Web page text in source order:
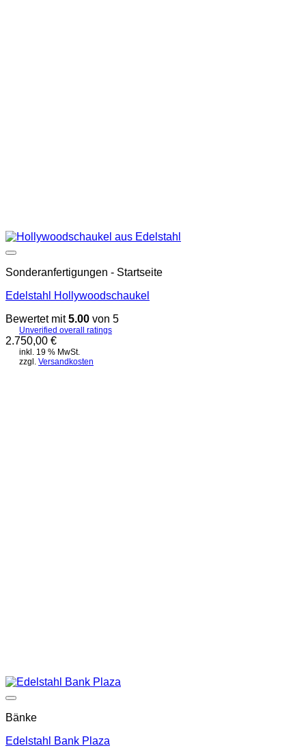
Sonderanfertigungen - Startseite
Edelstahl Hollywoodschaukel
Bewertet mit5.00 von 5
Unverified overall ratings
2.750,00 €
inkl. 19 % MwSt.
zzgl. Versandkosten
Bänke
Edelstahl Bank Plaza